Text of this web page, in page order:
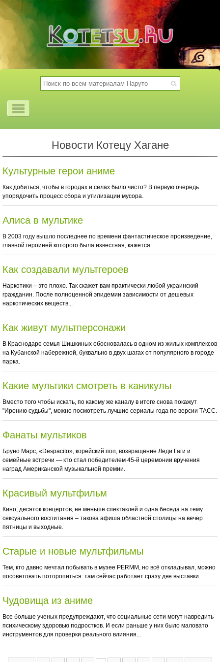
Новости Котецу Хагане
Культурные герои аниме
Как добиться, чтобы в городах и селах было чисто? В первую очередь
упорядочить процесс сбора и утилизации мусора.
Алиса в мультике
В 2003 году вышло последнее по времени фантастическое произведение,
главной героиней которого была известная, кажется...
Как создавали мультгероев
Наркотики – это плохо. Так скажет вам практически любой украинский
гражданин. После полноценной эпидемии зависимости от дешевых
наркотических веществ...
Как живут мультперсонажи
В Краснодаре семья Шишкиных обосновалась в одном из жилых комплексов
на Кубанской набережной, буквально в двух шагах от популярного в городе
парка.
Какие мультики смотреть в каникулы
Вместо того чтобы искать, по какому же каналу в итоге снова покажут
"Иронию судьбы", можно посмотреть лучшие сериалы года по версии ТАСС.
Фанаты мультиков
Бруно Марс, «Despacito», корейский поп, возвращение Леди Гаги и
семейные встречи — кто стал победителем 45-й церемонии вручения
наград Американской музыкальной премии.
Красивый мультфильм
Кино, десяток концертов, не меньше спектаклей и одна беседа на тему
сексуального воспитания – такова афиша областной столицы на вечер
пятницы и выходные.
Старые и новые мультфильмы
Тем, кто давно мечтал побывать в музее PERMM, но всё откладывал, можно
посоветовать поторопиться: там сейчас работает сразу две выставки...
Чудовища из аниме
Все больше ученых предупреждают, что социальные сети могут навредить
психическому здоровью подростков. И если раньше у них было маловато
инструментов для проверки реального влияния...